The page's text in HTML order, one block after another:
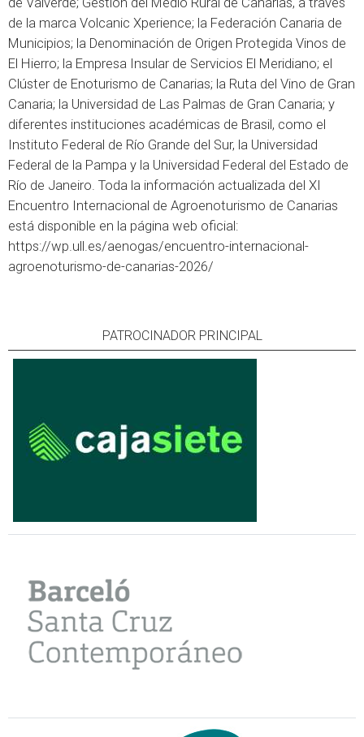
de la marca Volcanic Xperience; la Federación Canaria de
Municipios; la Denominación de Origen Protegida Vinos de
El Hierro; la Empresa Insular de Servicios El Meridiano; el
Clúster de Enoturismo de Canarias; la Ruta del Vino de Gran
Canaria; la Universidad de Las Palmas de Gran Canaria; y
diferentes instituciones académicas de Brasil, como el
Instituto Federal de Río Grande del Sur, la Universidad
Federal de la Pampa y la Universidad Federal del Estado de
Río de Janeiro. Toda la información actualizada del XI
Encuentro Internacional de Agroenoturismo de Canarias
está disponible en la página web oficial:
https://wp.ull.es/aenogas/encuentro-internacional-
agroenoturismo-de-canarias-2026/
PATROCINADOR PRINCIPAL